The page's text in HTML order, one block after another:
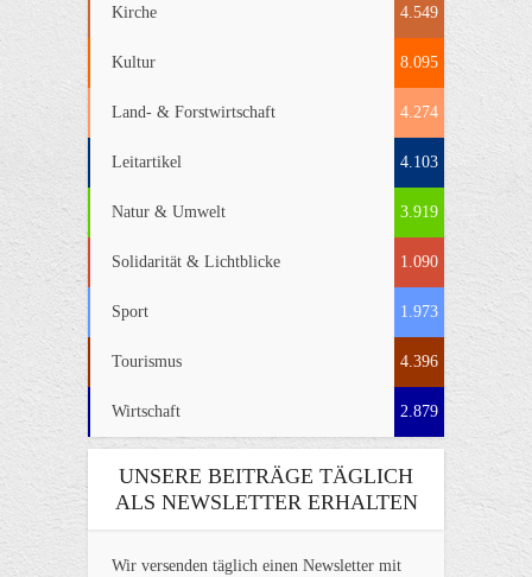
Kirche 4.549
Kultur 8.095
Land- & Forstwirtschaft 4.274
Leitartikel 4.103
Natur & Umwelt 3.919
Solidarität & Lichtblicke 1.090
Sport 1.973
Tourismus 4.396
Wirtschaft 2.879
UNSERE BEITRÄGE TÄGLICH
ALS NEWSLETTER ERHALTEN
Wir versenden täglich einen Newsletter mit